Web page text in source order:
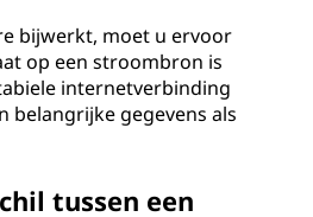
bijwerkt, moet u ervoor
op een stroombron is
internetverbinding
belangrijke gegevens als
tussen een